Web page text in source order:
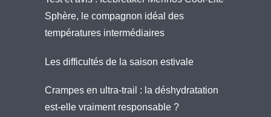
Sphère, le compagnon idéal des
températures intermédiaires
Les difficultés de la saison estivale
Crampes en ultra-trail : la déshydratation
est-elle vraiment responsable ?